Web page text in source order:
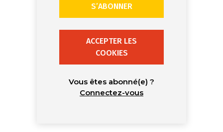
S’ABONNER
ACCEPTER LES
COOKIES
Vous êtes abonné(e) ?
Connectez-vous